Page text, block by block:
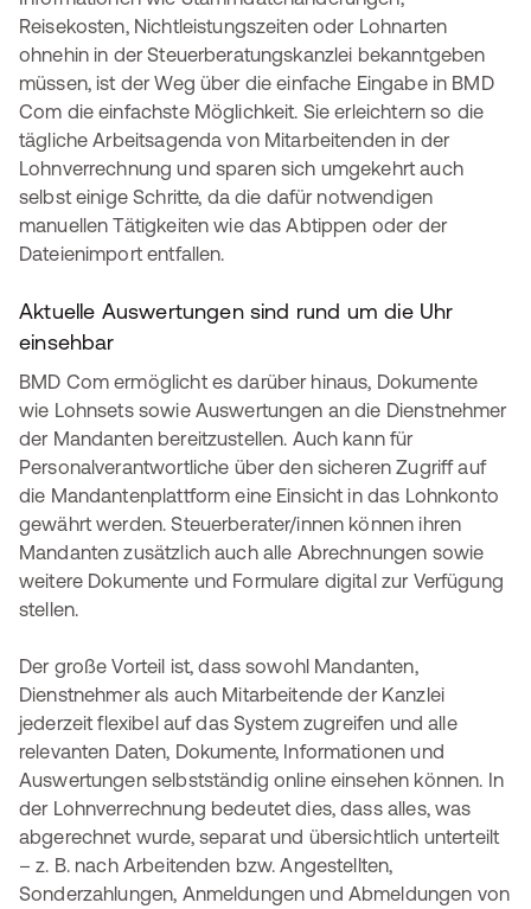
Reisekosten, Nichtleistungszeiten oder Lohnarten
ohnehin in der Steuerberatungskanzlei bekanntgeben
müssen, ist der Weg über die einfache Eingabe in BMD
Com die einfachste Möglichkeit. Sie erleichtern so die
tägliche Arbeitsagenda von Mitarbeitenden in der
Lohnverrechnung und sparen sich umgekehrt auch
selbst einige Schritte, da die dafür notwendigen
manuellen Tätigkeiten wie das Abtippen oder der
Dateienimport entfallen.
Aktuelle Auswertungen sind rund um die Uhr
einsehbar
BMD Com ermöglicht es darüber hinaus, Dokumente
wie Lohnsets sowie Auswertungen an die Dienstnehmer
der Mandanten bereitzustellen. Auch kann für
Personalverantwortliche über den sicheren Zugriff auf
die Mandantenplattform eine Einsicht in das Lohnkonto
gewährt werden. Steuerberater/innen können ihren
Mandanten zusätzlich auch alle Abrechnungen sowie
weitere Dokumente und Formulare digital zur Verfügung
stellen.
Der große Vorteil ist, dass sowohl Mandanten,
Dienstnehmer als auch Mitarbeitende der Kanzlei
jederzeit flexibel auf das System zugreifen und alle
relevanten Daten, Dokumente, Informationen und
Auswertungen selbstständig online einsehen können. In
der Lohnverrechnung bedeutet dies, dass alles, was
abgerechnet wurde, separat und übersichtlich unterteilt
– z. B. nach Arbeitenden bzw. Angestellten,
Sonderzahlungen, Anmeldungen und Abmeldungen von